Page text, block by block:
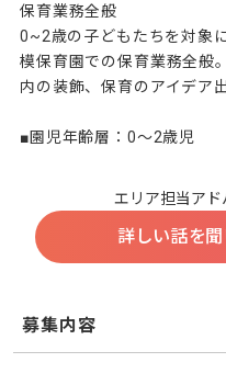
保育業務全般
0~2歳の子どもたちを対象
模保育園での保育業務全般
内の装飾、保育のアイデア
■園児年齢層：0～2歳児
エリア担当アド
詳しい話を
募集内容